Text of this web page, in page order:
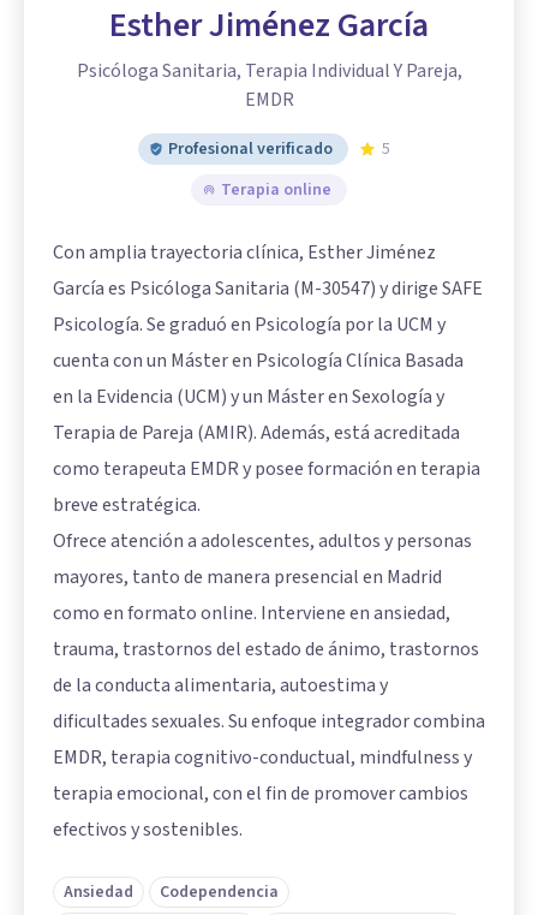
Esther Jiménez García
Psicóloga Sanitaria, Terapia Individual Y Pareja,
EMDR
Profesional verificado
5
Terapia online
Con amplia trayectoria clínica, Esther Jiménez
García es Psicóloga Sanitaria (M-30547) y dirige SAFE
Psicología. Se graduó en Psicología por la UCM y
cuenta con un Máster en Psicología Clínica Basada
en la Evidencia (UCM) y un Máster en Sexología y
Terapia de Pareja (AMIR). Además, está acreditada
como terapeuta EMDR y posee formación en terapia
breve estratégica.
Ofrece atención a adolescentes, adultos y personas
mayores, tanto de manera presencial en Madrid
como en formato online. Interviene en ansiedad,
trauma, trastornos del estado de ánimo, trastornos
de la conducta alimentaria, autoestima y
dificultades sexuales. Su enfoque integrador combina
EMDR, terapia cognitivo-conductual, mindfulness y
terapia emocional, con el fin de promover cambios
efectivos y sostenibles.
Ansiedad
Codependencia